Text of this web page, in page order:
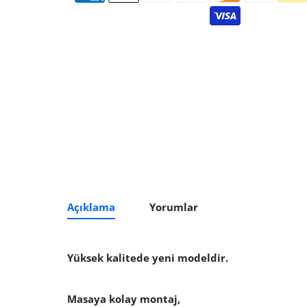
Açıklama Yorumlar
Yüksek kalitede yeni modeldir.
Masaya kolay montaj,